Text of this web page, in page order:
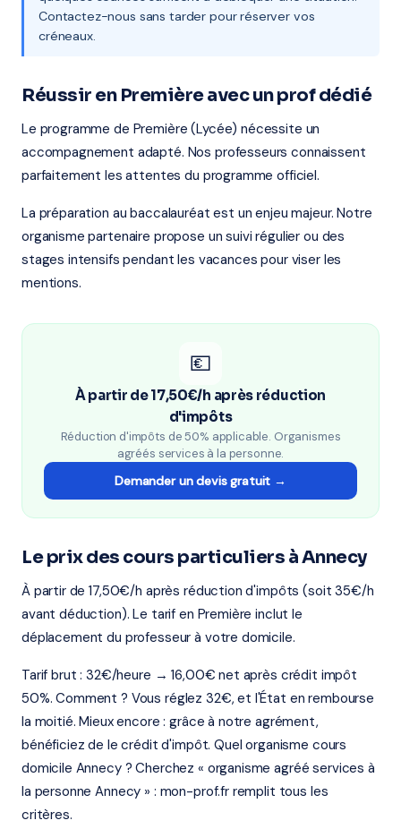
Contactez-nous sans tarder pour réserver vos
créneaux.
Réussir en Première avec un prof dédié
Le programme de Première (Lycée) nécessite un
accompagnement adapté. Nos professeurs connaissent
parfaitement les attentes du programme officiel.
La préparation au baccalauréat est un enjeu majeur. Notre
organisme partenaire propose un suivi régulier ou des
stages intensifs pendant les vacances pour viser les
mentions.
💶
À partir de 17,50€/h après réduction
d'impôts
Réduction d'impôts de 50% applicable. Organismes
agréés services à la personne.
Demander un devis gratuit →
Le prix des cours particuliers à Annecy
À partir de 17,50€/h après réduction d'impôts (soit 35€/h
avant déduction). Le tarif en Première inclut le
déplacement du professeur à votre domicile.
Tarif brut : 32€/heure → 16,00€ net après crédit impôt
50%. Comment ? Vous réglez 32€, et l'État en rembourse
la moitié. Mieux encore : grâce à notre agrément,
bénéficiez de le crédit d'impôt. Quel organisme cours
domicile Annecy ? Cherchez « organisme agréé services à
la personne Annecy » : mon-prof.fr remplit tous les
critères.